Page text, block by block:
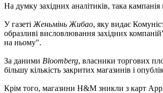
На думку західних аналітиків, така
У газеті Женьмінь Жибао, яку видає
образливі висловлювання західних
на ньому".
За даними Bloomberg, власники торгових
більшу кількість закритих магазинів і
Крім того, магазини H&M зникли з карт